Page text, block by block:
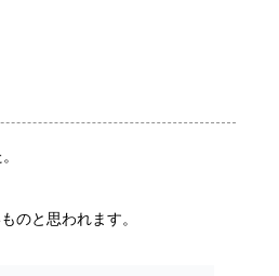
のと思われます。